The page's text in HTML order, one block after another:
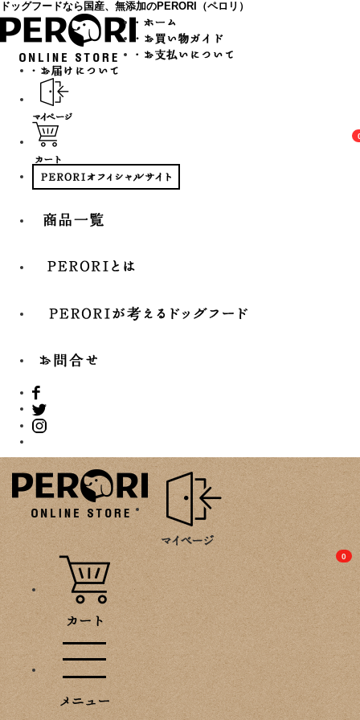
ドッグフードなら国産、無添加のPERORI（ペロリ）
0